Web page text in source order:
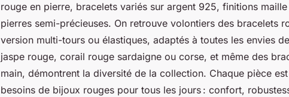
rouge en pierre, bracelets variés sur argent 925, finitions
pierres semi-précieuses. On retrouve volontiers des bracelets
version multi-tours ou élastiques, adaptés à toutes les envies
jaspe rouge, corail rouge sardaigne ou corse, et même des
main, démontrent la diversité de la collection. Chaque pièce
besoins de bijoux rouges pour tous les jours : confort,